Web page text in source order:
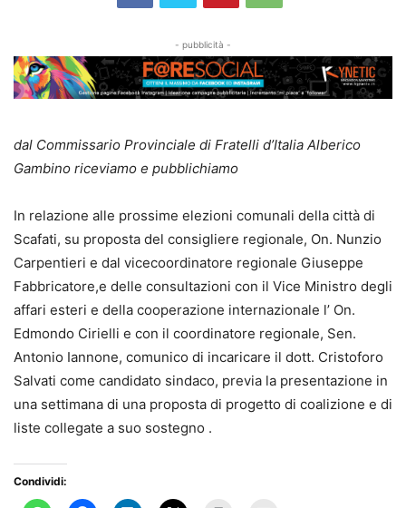
- pubblicità -
dal Commissario Provinciale di Fratelli d’Italia Alberico
Gambino riceviamo e pubblichiamo
In relazione alle prossime elezioni comunali della città di
Scafati, su proposta del consigliere regionale, On. Nunzio
Carpentieri e dal vicecoordinatore regionale Giuseppe
Fabbricatore,e delle consultazioni con il Vice Ministro degli
affari esteri e della cooperazione internazionale l’ On.
Edmondo Cirielli e con il coordinatore regionale, Sen.
Antonio Iannone, comunico di incaricare il dott. Cristoforo
Salvati come candidato sindaco, previa la presentazione in
una settimana di una proposta di progetto di coalizione e di
liste collegate a suo sostegno .
Condividi: